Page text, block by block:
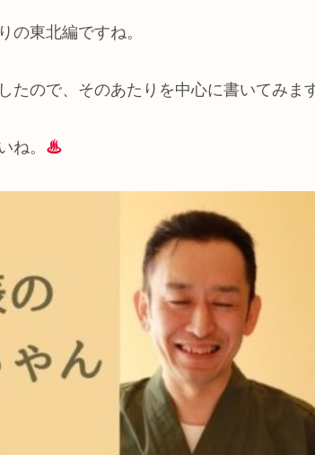
の東北編ですね。
たので、そのあたりを中心に書いてみま
ね。 ♨